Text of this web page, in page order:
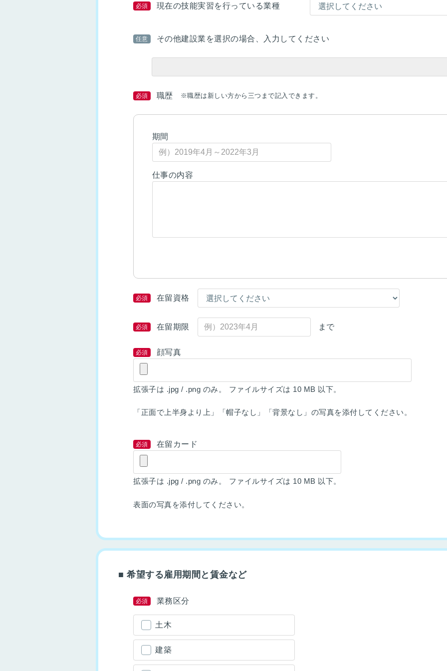
必須 現在の技能実習を行っている業種
任意 その他建設業を選択の場合、入力してください
必須 職歴 ※職歴は新しい方から三つまで記入できます。
期間
仕事の内容
必須 在留資格
必須 在留期限 まで
必須 顔写真
拡張子は .jpg / .png のみ。 ファイルサイズは 10 MB 以下。
「正面で上半身より上」「帽子なし」「背景なし」の写真を添付してください。
必須 在留カード
拡張子は .jpg / .png のみ。 ファイルサイズは 10 MB 以下。
表面の写真を添付してください。
■ 希望する雇用期間と賃金など
必須 業務区分
土木
建築